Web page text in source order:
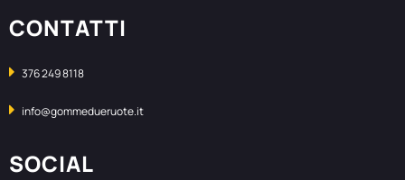
CONTATTI
376 249 8118
info@gommedueruote.it
SOCIAL